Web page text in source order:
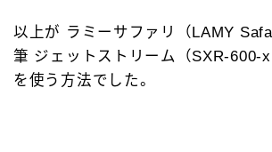
以上が ラミーサファリ（LAMY
筆 ジェットストリーム（SXR-600-x
を使う方法でした。